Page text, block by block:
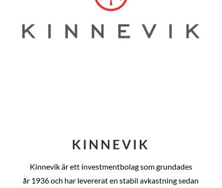
KINNEVIK
Kinnevik är ett investmentbolag som grundades
år 1936 och har levererat en stabil avkastning sedan